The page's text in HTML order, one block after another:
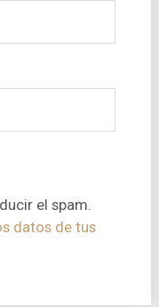
el spam.
datos de tus